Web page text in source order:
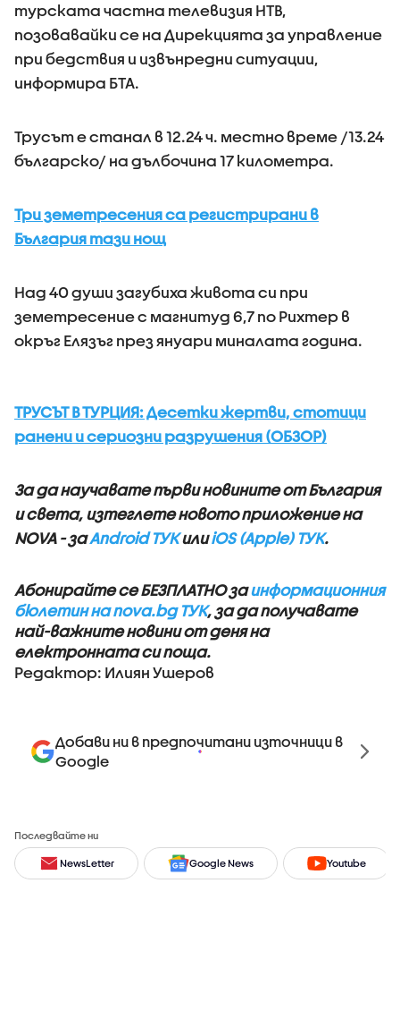
турската частна телевизия НТВ,
позовавайки се на Дирекцията за управление
при бедствия и извънредни ситуации,
информира БТА.
Трусът е станал в 12.24 ч. местно време /13.24
българско/ на дълбочина 17 километра.
Три земетресения са регистрирани в
България тази нощ
Над 40 души загубиха живота си при
земетресение с магнитуд 6,7 по Рихтер в
окръг Елязъг през януари миналата година.
ТРУСЪТ В ТУРЦИЯ: Десетки жертви, стотици
ранени и сериозни разрушения (ОБЗОР)
За да научавате първи новините от България
и света, изтеглете новото приложение на
NOVA - заAndroid ТУКилиiOS (Apple) ТУК.
Абонирайте се БЕЗПЛАТНО заинформационния
бюлетин на nova.bg ТУК, за да получавате
най-важните новини от деня на
електронната си поща.
Редактор: Илиян Ушеров
Добави ни в предпочитани източници в
Google
Последвайте ни
NewsLetter Google News Youtube